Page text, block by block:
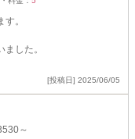
。
した。
[投稿日] 2025/06/05
～